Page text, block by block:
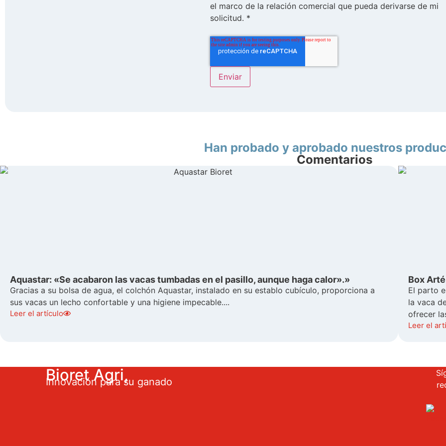
el marco de la relación comercial que pueda derivarse de mi
solicitud. *
Han probado y aprobado nuestros
Comentarios
Aquastar: «Se acabaron las vacas tumbadas en el pasillo, aunque haga calor».»
Gracias a su bolsa de agua, el colchón Aquastar, instalado en su establo cubículo, proporciona a
sus vacas un lecho confortable y una higiene impecable....
Leer el artículo
Box
El parto
la vaca
ofrecer
Leer el
Bioret Agri,
Innovación para su ganado